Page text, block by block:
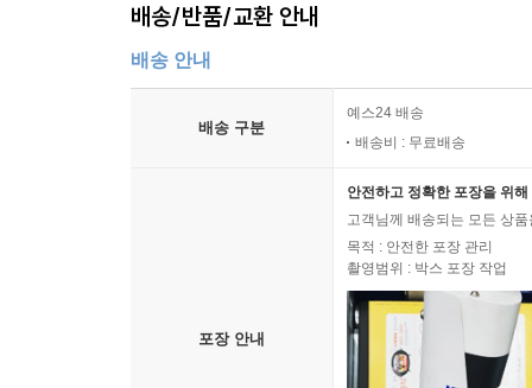
배송/반품/교환 안내
배송 안내
배송 구분
예스24 배송
배송비 : 무료배송
포장 안내
안전하고 정확한 포장을 위
고객님께 배송되는 모든 상
목적 : 안전한 포장 관리
촬영범위 : 박스 포장 작업